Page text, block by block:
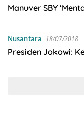
Manuver SBY
Nusantara 18/07/2018
Presiden Jokowi: